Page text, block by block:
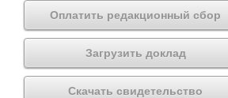
Оплатить редакционный сбор
Загрузить доклад
Скачать свидетельство